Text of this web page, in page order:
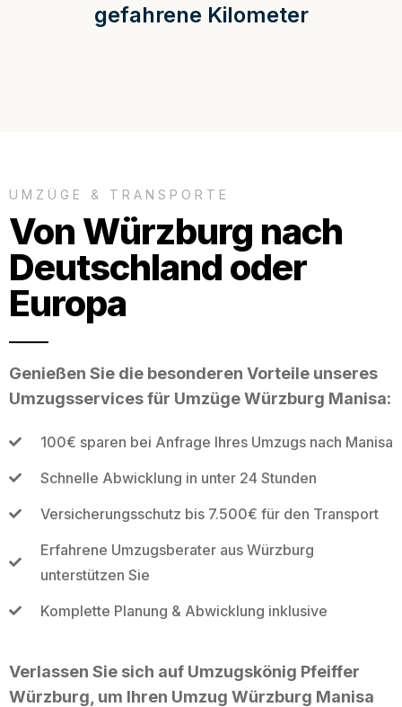
gefahrene Kilometer
UMZÜGE & TRANSPORTE
Von Würzburg nach
Deutschland oder
Europa
Genießen Sie die besonderen Vorteile unseres
Umzugsservices für Umzüge Würzburg Manisa:
100€ sparen bei Anfrage Ihres Umzugs nach Manisa
Schnelle Abwicklung in unter 24 Stunden
Versicherungsschutz bis 7.500€ für den Transport
Erfahrene Umzugsberater aus Würzburg
unterstützen Sie
Komplette Planung & Abwicklung inklusive
Verlassen Sie sich auf Umzugskönig Pfeiffer
Würzburg, um Ihren Umzug Würzburg Manisa